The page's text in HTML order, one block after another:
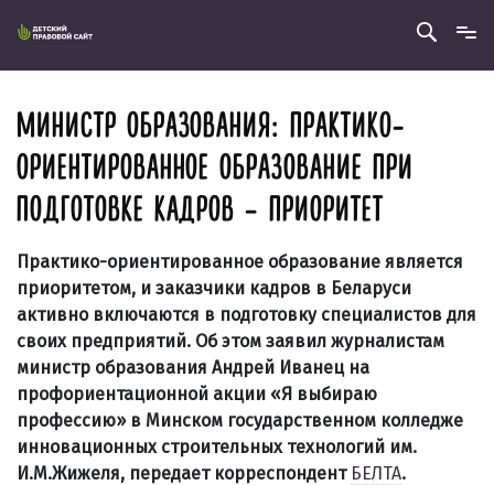
МИНИСТР ОБРАЗОВАНИЯ: ПРАКТИКО-
ОРИЕНТИРОВАННОЕ ОБРАЗОВАНИЕ ПРИ
ПОДГОТОВКЕ КАДРОВ – ПРИОРИТЕТ
Практико-ориентированное образование является
приоритетом, и заказчики кадров в Беларуси
активно включаются в подготовку специалистов для
своих предприятий. Об этом заявил журналистам
министр образования Андрей Иванец на
профориентационной акции «Я выбираю
профессию» в Минском государственном колледже
инновационных строительных технологий им.
И.М.Жижеля, передает корреспондент БЕЛТА.